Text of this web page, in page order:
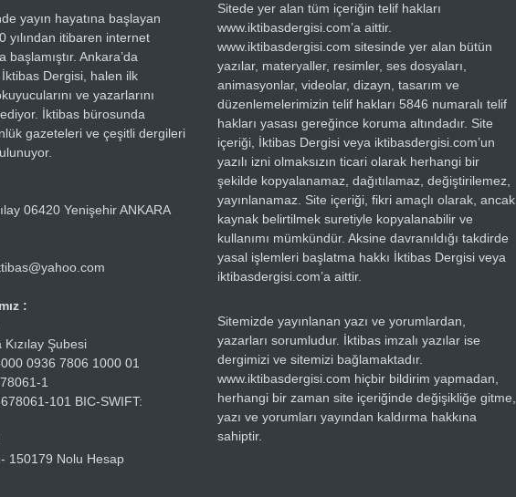
yayın hayatına başlayan
yılından itibaren internet
başlamıştır. Ankara’da
Dergisi, halen ilk
ve yazarlarını
İktibas bürosunda
gazeteleri ve çeşitli dergileri
06420 Yenişehir ANKARA
:
Şubesi
0936 7806 1000 01
1
101 BIC-SWIFT:
- 150179 Nolu Hesap
Sitede yer alan tüm içeriğin telif hakları
www.iktibasdergisi.com’a aittir.
www.iktibasdergisi.com sitesinde yer alan bütün
yazılar, materyaller, resimler, ses dosyaları,
animasyonlar, videolar, dizayn, tasarım ve
düzenlemelerimizin telif hakları 5846 numaralı telif
hakları yasası gereğince koruma altındadır. Site
içeriği, İktibas Dergisi veya iktibasdergisi.com’un
yazılı izni olmaksızın ticari olarak herhangi bir
şekilde kopyalanamaz, dağıtılamaz, değiştirilemez,
yayınlanamaz. Site içeriği, fikri amaçlı olarak, ancak
kaynak belirtilmek suretiyle kopyalanabilir ve
kullanımı mümkündür. Aksine davranıldığı takdirde
yasal işlemleri başlatma hakkı İktibas Dergisi veya
iktibasdergisi.com’a aittir.
Sitemizde yayınlanan yazı ve yorumlardan,
yazarları sorumludur. İktibas imzalı yazılar ise
dergimizi ve sitemizi bağlamaktadır.
www.iktibasdergisi.com hiçbir bildirim yapmadan,
herhangi bir zaman site içeriğinde değişikliğe gitme,
yazı ve yorumları yayından kaldırma hakkına
sahiptir.